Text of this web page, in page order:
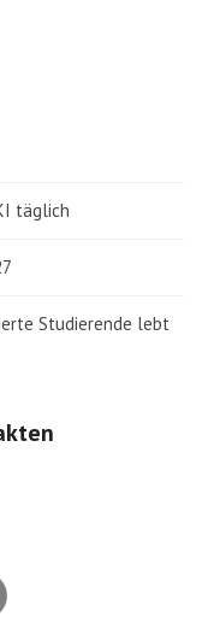
täglich
Studierende lebt